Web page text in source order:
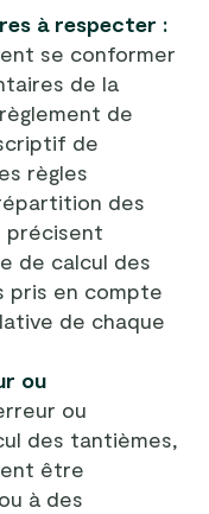
à respecter :
se conformer
de la
de
de
règles
des
précisent
de calcul des
pris en compte
de chaque
ou
ou
des tantièmes,
être
à des